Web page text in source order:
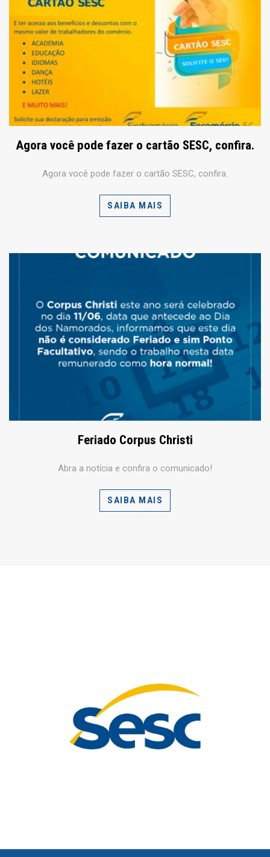
Agora você pode fazer o cartão SESC, confira.
Agora você pode fazer o cartão SESC, confira.
SAIBA MAIS
Feriado Corpus Christi
Abra a notícia e confira o comunicado!
SAIBA MAIS